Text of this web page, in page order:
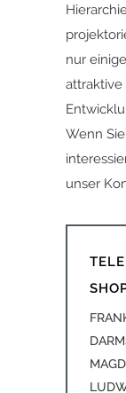
nur
Wenn
unser